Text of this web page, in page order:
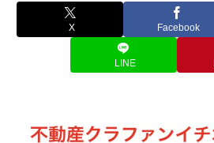
X Facebook
LINE